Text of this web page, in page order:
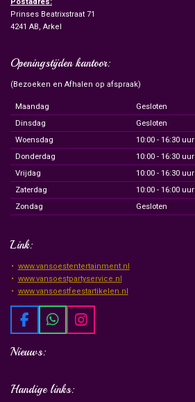
Prinses Beatrixstraat 71
4241 AB, Arkel
Openingstijden kantoor:
(Bezoeken en Afhalen op afspraak)
Maandag
Gesloten
Dinsdag
Gesloten
Woensdag
10:00 - 16:30 uur
Donderdag
10:00 - 16:30 uur
Vrijdag
10:00 - 16:30 uur
Zaterdag
10:00 - 16:00 uur
Zondag
Gesloten
Link:
www.vansoestentertainment.nl
www.vansoestpartyservice.nl
www.vansoestfeestartikelen.nl
F
a
c
o
W
h
A
I
n
Nieuws:
Handige links: